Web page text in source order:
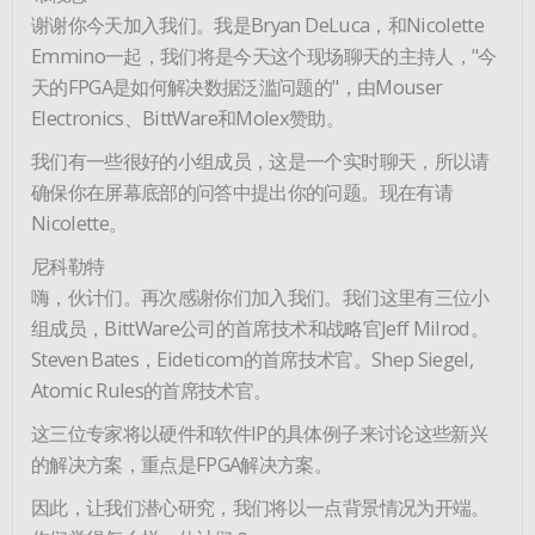
谢谢你今天加入我们。我是Bryan DeLuca，和Nicolette
Emmino一起，我们将是今天这个现场聊天的主持人，"今
天的FPGA是如何解决数据泛滥问题的"，由Mouser
Electronics、BittWare和Molex赞助。
我们有一些很好的小组成员，这是一个实时聊天，所以请
确保你在屏幕底部的问答中提出你的问题。现在有请
Nicolette。
尼科勒特
嗨，伙计们。再次感谢你们加入我们。我们这里有三位小
组成员，BittWare公司的首席技术和战略官Jeff Milrod。
Steven Bates，Eideticom的首席技术官。Shep Siegel,
Atomic Rules的首席技术官。
这三位专家将以硬件和软件IP的具体例子来讨论这些新兴
的解决方案，重点是FPGA解决方案。
因此，让我们潜心研究，我们将以一点背景情况为开端。